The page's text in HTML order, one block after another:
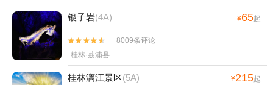
银子岩(4A) ¥65起


8009条评论
桂林·荔浦县
桂林漓江景区(5A) ¥215起